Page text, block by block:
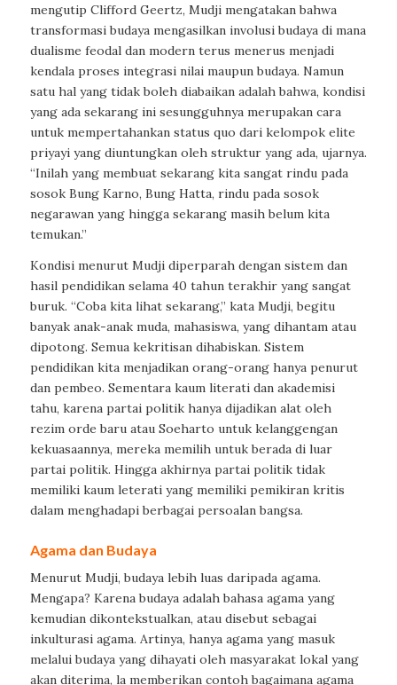
mengutip Clifford Geertz, Mudji mengatakan bahwa
transformasi budaya mengasilkan involusi budaya di mana
dualisme feodal dan modern terus menerus menjadi
kendala proses integrasi nilai maupun budaya. Namun
satu hal yang tidak boleh diabaikan adalah bahwa, kondisi
yang ada sekarang ini sesungguhnya merupakan cara
untuk mempertahankan status quo dari kelompok elite
priyayi yang diuntungkan oleh struktur yang ada, ujarnya.
“Inilah yang membuat sekarang kita sangat rindu pada
sosok Bung Karno, Bung Hatta, rindu pada sosok
negarawan yang hingga sekarang masih belum kita
temukan.”
Kondisi menurut Mudji diperparah dengan sistem dan
hasil pendidikan selama 40 tahun terakhir yang sangat
buruk. “Coba kita lihat sekarang,” kata Mudji, begitu
banyak anak-anak muda, mahasiswa, yang dihantam atau
dipotong. Semua kekritisan dihabiskan. Sistem
pendidikan kita menjadikan orang-orang hanya penurut
dan pembeo. Sementara kaum literati dan akademisi
tahu, karena partai politik hanya dijadikan alat oleh
rezim orde baru atau Soeharto untuk kelanggengan
kekuasaannya, mereka memilih untuk berada di luar
partai politik. Hingga akhirnya partai politik tidak
memiliki kaum leterati yang memiliki pemikiran kritis
dalam menghadapi berbagai persoalan bangsa.
Agama dan Budaya
Menurut Mudji, budaya lebih luas daripada agama.
Mengapa? Karena budaya adalah bahasa agama yang
kemudian dikontekstualkan, atau disebut sebagai
inkulturasi agama. Artinya, hanya agama yang masuk
melalui budaya yang dihayati oleh masyarakat lokal yang
akan diterima, la memberikan contoh bagaimana agama